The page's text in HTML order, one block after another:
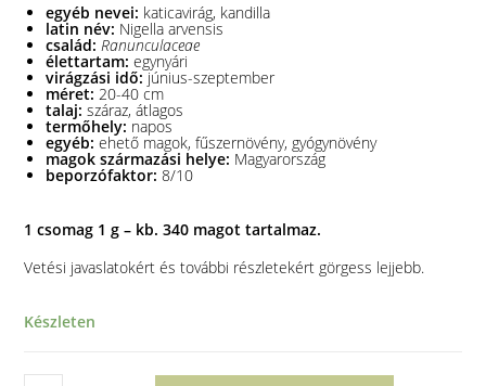
egyéb nevei: katicavirág, kandilla
latin név: Nigella arvensis
család: Ranunculaceae
élettartam:egynyári
virágzási idő:június-szeptember
méret: 20-40 cm
talaj:száraz, átlagos
termőhely: napos
egyéb:ehető magok, fűszernövény, gyógynövény
magok származási helye: Magyarország
beporzófaktor:8/10
1 csomag 1 g – kb. 340 magot tartalmaz.
Vetési javaslatokért és további részletekért görgess lejjebb.
Készleten